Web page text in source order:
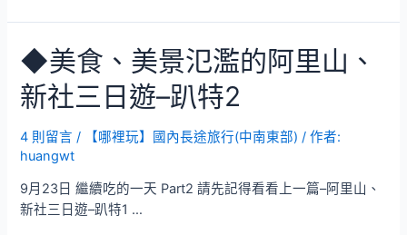
宿
用
餐
篇)
4】
台
中：
酒
桶
山
夜
景
◆美食、美景氾濫的阿里山、
新社三日遊–趴特2
4 則留言 / 【哪裡玩】國內長途旅行(中南東部) / 作者:
huangwt
9月23日 繼續吃的一天 Part2 請先記得看看上一篇–阿里山、
新社三日遊–趴特1 …